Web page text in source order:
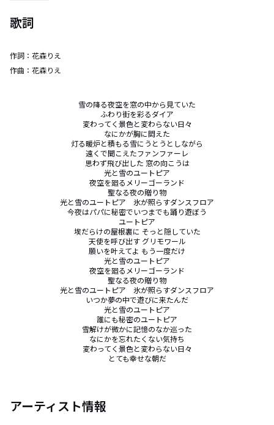
歌詞
作詞： 花森りえ
作曲： 花森りえ
雪の降る夜空を窓の中から見ていた
ふわり街を彩るダイア
変わってく景色と変わらない日々
なにかが胸に閊えた
灯る暖炉と積もる雪にうとうとしながら
遠くで聞こえたファンファーレ
思わず飛び出した 窓の向こうは
光と雪のユートピア
夜空を廻るメリーゴーランド
聖なる夜の贈り物
光と雪のユートピア　氷が照らすダンスフロア
今夜はパパに秘密でいつまでも踊り遊ぼう
ユートピア
埃だらけの屋根裏に そっと隠していた
天使を呼び出す グリモワール
願いを叶えてよ もう一度だけ
光と雪のユートピア
夜空を廻るメリーゴーランド
聖なる夜の贈り物
光と雪のユートピア　氷が照らすダンスフロア
いつか夢の中で遊びに来たんだ
光と雪のユートピア
誰にも秘密のユートピア
雪解けが微かに記憶のなか巡った
なにかを忘れたくない気持ち
変わってく景色と変わらない日々
とても幸せな朝だ
アーティスト情報